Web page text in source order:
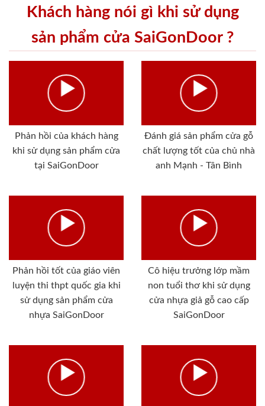
Khách hàng nói gì khi sử dụng
sản phẩm cửa SaiGonDoor ?
Phản hồi của khách hàng
khi sử dụng sản phẩm cửa
tại SaiGonDoor
Đánh giá sản phẩm cửa gỗ
chất lượng tốt của chủ nhà
anh Mạnh - Tân Bình
Phản hồi tốt của giáo viên
luyện thi thpt quốc gia khi
sử dụng sản phẩm cửa
nhựa SaiGonDoor
Cô hiệu trưởng lớp mầm
non tuổi thơ khi sử dụng
cửa nhựa giả gỗ cao cấp
SaiGonDoor